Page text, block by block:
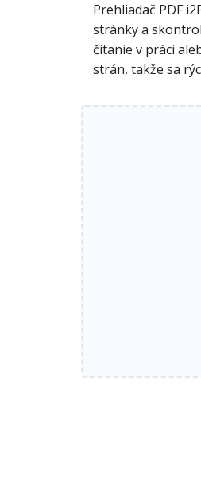
Prehliadač PDF
stránky a
čítanie v práci
strán, takže sa